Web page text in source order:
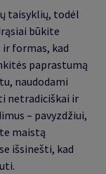
taisyklių, todėl
būkite
formas, kad
paprastumą
naudodami
netradiciškai ir
– pavyzdžiui,
maistą
išsinešti, kad